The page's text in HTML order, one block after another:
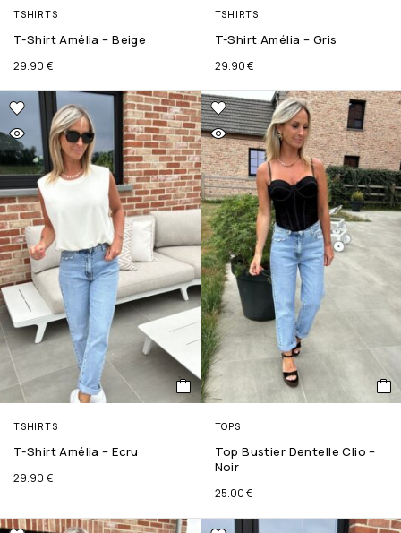
TSHIRTS
T-Shirt Amélia – Beige
29.90 €
TSHIRTS
T-Shirt Amélia – Gris
29.90€
TSHIRTS
T-Shirt Amélia – Ecru
29.90 €
TOPS
Top Bustier Dentelle Clio –
Noir
25.00€